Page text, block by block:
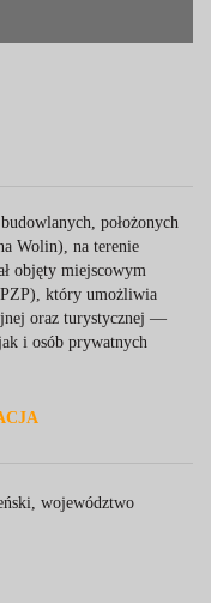
położonych
Wolin), na terenie
objęty miejscowym
który umożliwia
oraz turystycznej —
i osób prywatnych
województwo